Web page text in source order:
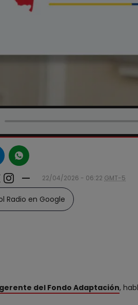
22/04/2026 - 06:22 GMT-5
Radio en Google
del Fondo Adaptación,